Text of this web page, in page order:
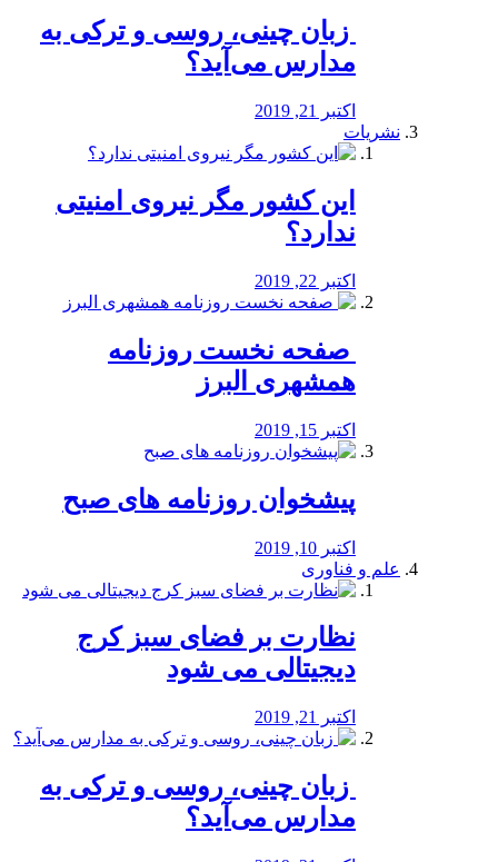
️ زبان چینی، روسی و ترکی به
مدارس می‌آید؟
اکتبر 21, 2019
نشریات
این کشور مگر نیروی امنیتی
ندارد؟
اکتبر 22, 2019
️ صفحه نخست روزنامه‌
همشهری البرز
اکتبر 15, 2019
پیشخوان روزنامه های صبح
اکتبر 10, 2019
علم و فناوری
نظارت بر فضای سبز کرج
دیجیتالی می شود
اکتبر 21, 2019
️ زبان چینی، روسی و ترکی به
مدارس می‌آید؟